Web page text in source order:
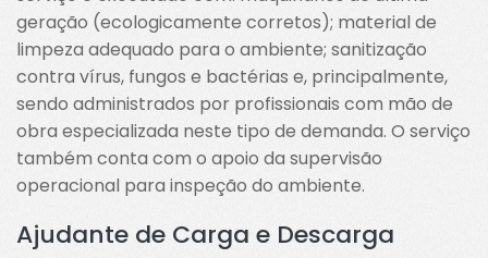
geração (ecologicamente corretos); material de
limpeza adequado para o ambiente; sanitização
contra vírus, fungos e bactérias e, principalmente,
sendo administrados por profissionais com mão de
obra especializada neste tipo de demanda. O serviço
também conta com o apoio da supervisão
operacional para inspeção do ambiente.
Ajudante de Carga e Descarga